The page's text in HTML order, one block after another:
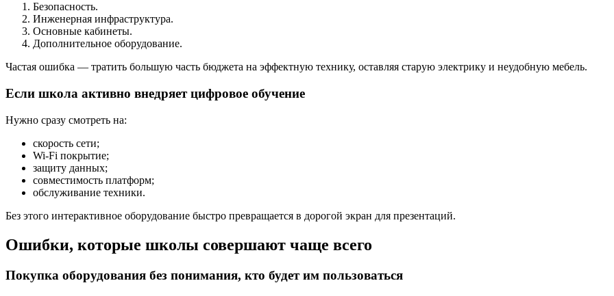
Безопасность.
Инженерная инфраструктура.
Основные кабинеты.
Дополнительное оборудование.
Частая ошибка — тратить большую часть бюджета на эффектную технику, оставляя старую электрику и неудобную мебель.
Если школа активно внедряет цифровое обучение
Нужно сразу смотреть на:
скорость сети;
Wi-Fi покрытие;
защиту данных;
совместимость платформ;
обслуживание техники.
Без этого интерактивное оборудование быстро превращается в дорогой экран для презентаций.
Ошибки, которые школы совершают чаще всего
Покупка оборудования без понимания, кто будет им пользоваться